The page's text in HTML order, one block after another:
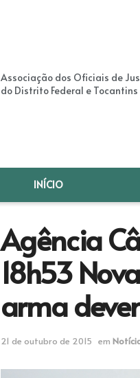
Associação dos Oficiais de
do Distrito Federal e Tocantins
INÍCIO
Agência
18h53
arma
21 de outubro de 2015 em